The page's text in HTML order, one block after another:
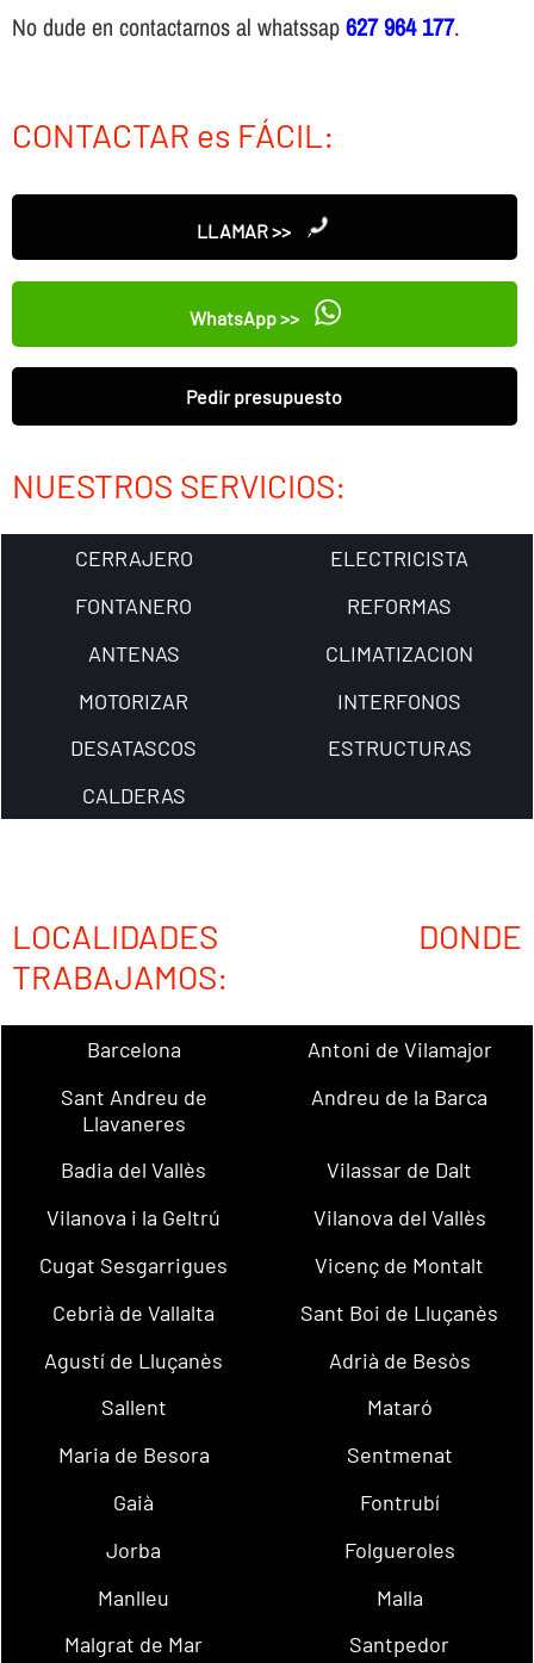
No dude en contactarnos al whatssap627 964 177.
CONTACTAR es FÁCIL:
LLAMAR >>
WhatsApp >>
Pedir presupuesto
NUESTROS SERVICIOS:
CERRAJERO
ELECTRICISTA
FONTANERO
REFORMAS
ANTENAS
CLIMATIZACION
MOTORIZAR
INTERFONOS
DESATASCOS
ESTRUCTURAS
CALDERAS
LOCALIDADES DONDE
TRABAJAMOS:
Barcelona
Antoni de Vilamajor
Sant Andreu de
Llavaneres
Andreu de la Barca
Badia del Vallès
Vilassar de Dalt
Vilanova i la Geltrú
Vilanova del Vallès
Cugat Sesgarrigues
Vicenç de Montalt
Cebrià de Vallalta
Sant Boi de Lluçanès
Agustí de Lluçanès
Adrià de Besòs
Sallent
Mataró
Maria de Besora
Sentmenat
Gaià
Fontrubí
Jorba
Folgueroles
Manlleu
Malla
Malgrat de Mar
Santpedor